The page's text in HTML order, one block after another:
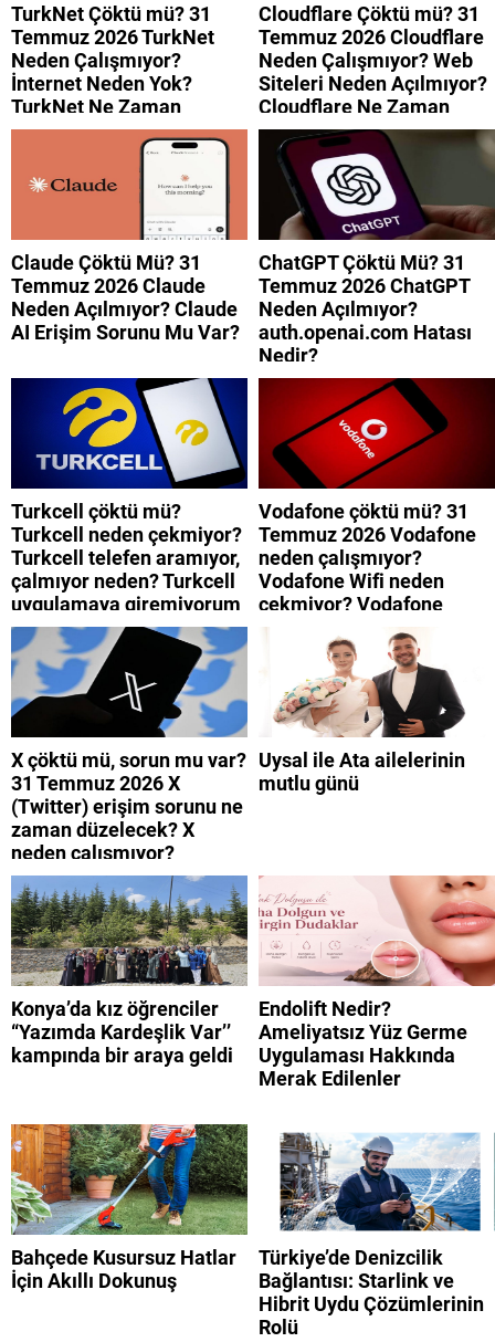
TurkNet Çöktü mü? 31
Temmuz 2026 TurkNet
Neden Çalışmıyor?
İnternet Neden Yok?
TurkNet Ne Zaman
Düzelecek?
Cloudflare Çöktü mü? 31
Temmuz 2026 Cloudflare
Neden Çalışmıyor? Web
Siteleri Neden Açılmıyor?
Cloudflare Ne Zaman
Düzelecek?
Claude Çöktü Mü? 31
Temmuz 2026 Claude
Neden Açılmıyor? Claude
AI Erişim Sorunu Mu Var?
ChatGPT Çöktü Mü? 31
Temmuz 2026 ChatGPT
Neden Açılmıyor?
auth.openai.com Hatası
Nedir?
Turkcell çöktü mü?
Turkcell neden çekmiyor?
Turkcell telefen aramıyor,
çalmıyor neden? Turkcell
uygulamaya giremiyorum
neden? Turkcell internet
neden yavaş?
Vodafone çöktü mü? 31
Temmuz 2026 Vodafone
neden çalışmıyor?
Vodafone Wifi neden
çekmiyor? Vodafone
mobil uygulamaya neden
giremiyorum?
X çöktü mü, sorun mu var?
31 Temmuz 2026 X
(Twitter) erişim sorunu ne
zaman düzelecek? X
neden çalışmıyor?
Uysal ile Ata ailelerinin
mutlu günü
Konya’da kız öğrenciler
“Yazımda Kardeşlik Var’’
kampında bir araya geldi
Endolift Nedir?
Ameliyatsız Yüz Germe
Uygulaması Hakkında
Merak Edilenler
Bahçede Kusursuz Hatlar
İçin Akıllı Dokunuş
Türkiye’de Denizcilik
Bağlantısı: Starlink ve
Hibrit Uydu Çözümlerinin
Rolü